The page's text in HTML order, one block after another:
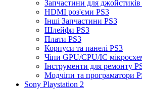
Запчастини для джойстиків
HDMI роз'єми PS3
Інші Запчастини PS3
Шлейфи PS3
Плати PS3
Корпуси та панелі PS3
Чіпи GPU/CPU/IC
Інструменти для ремонту
Модчіпи та програматори
Sony Playstation 2